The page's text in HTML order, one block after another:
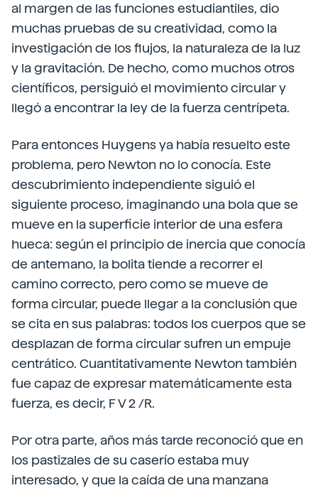
al margen de las funciones estudiantiles, dio
muchas pruebas de su creatividad, como la
investigación de los flujos, la naturaleza de la luz
y la gravitación. De hecho, como muchos otros
científicos, persiguió el movimiento circular y
llegó a encontrar la ley de la fuerza centrípeta.
Para entonces Huygens ya había resuelto este
problema, pero Newton no lo conocía. Este
descubrimiento independiente siguió el
siguiente proceso, imaginando una bola que se
mueve en la superficie interior de una esfera
hueca: según el principio de inercia que conocía
de antemano, la bolita tiende a recorrer el
camino correcto, pero como se mueve de
forma circular, puede llegar a la conclusión que
se cita en sus palabras: todos los cuerpos que se
desplazan de forma circular sufren un empuje
centrático. Cuantitativamente Newton también
fue capaz de expresar matemáticamente esta
fuerza, es decir, F V 2 /R.
Por otra parte, años más tarde reconoció que en
los pastizales de su caserío estaba muy
interesado, y que la caída de una manzana